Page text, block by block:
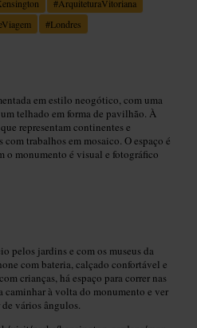
#ArquiteturaVitoriana
#Londres
em estilo neogótico, com uma
telhado em forma de pavilhão. À
representam continentes e
trabalhos em mosaico. O espaço é
o monumento é visual e fotográfico
pelos jardins e com os museus da
com bateria, calçado confortável e
crianças, há espaço para correr nas
caminhar à volta do monumento e ver
vários ângulos.